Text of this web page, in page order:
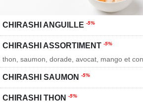
CHIRASHI ANGUILLE -5%
CHIRASHI ASSORTIMENT -5%
thon, saumon, dorade, avocat, mango et
CHIRASHI SAUMON -5%
CHIRASHI THON -5%